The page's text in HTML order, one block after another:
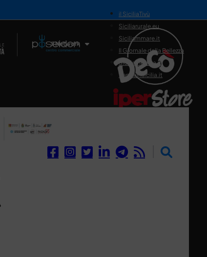
Il Network
il SiciliaTivù
Siciliarurale.eu
Siciliammare.it
Il Giornale della Bellezza
Siciliamedica.it
Sanitainsicilia.it